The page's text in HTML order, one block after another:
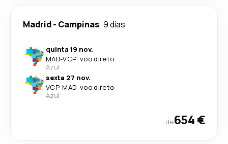
Madrid- Campinas 9 dias
quinta 19 nov.
MAD-VCP· voo direto
Azul
sexta 27 nov.
VCP-MAD· voo direto
Azul
de654 €